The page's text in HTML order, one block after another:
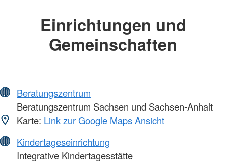
Einrichtungen und
Gemeinschaften
Beratungszentrum
Beratungszentrum Sachsen und Sachsen-Anhalt
Karte: Link zur Google Maps Ansicht
Kindertageseinrichtung
Integrative Kindertagesstätte